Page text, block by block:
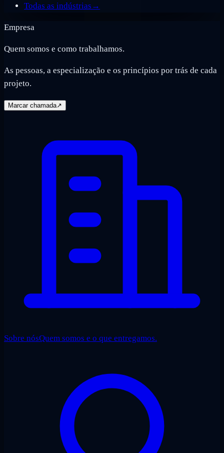
Todas as indústrias →
Empresa
Quem somos e como trabalhamos.
As pessoas, a especialização e os princípios por trás de cada
projeto.
Marcar chamada↗
Sobre nósQuem somos e o que entregamos.